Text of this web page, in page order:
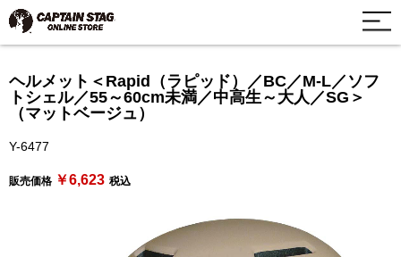
ヘルメット＜Rapid（ラピッド）／BC／M-L／ソフ
トシェル／55～60cm未満／中高生～大人／SG＞
（マットベージュ）
Y-6477
販売価格 ￥6,623 税込